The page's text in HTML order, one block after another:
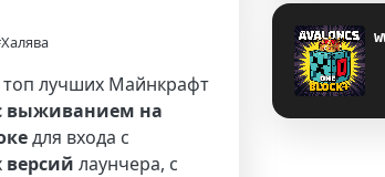
лучших Майнкрафт
выживанием на
для входа с
версий лаунчера, с